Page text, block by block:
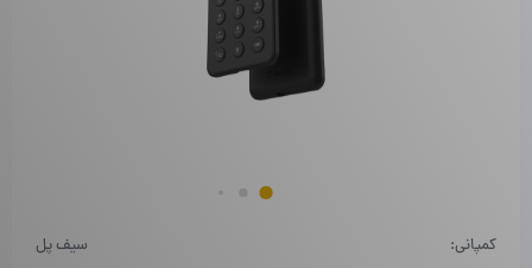
کمپانی:
سیف پل